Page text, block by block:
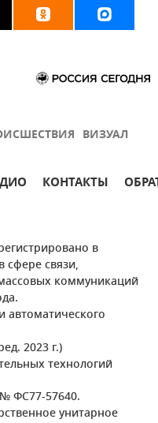
ВИЗУАЛ
КОНТАКТЫ
в
сфере связи,
коммуникаций
автоматического
2023 г.)
технологий
ФС77-57640.
унитарное